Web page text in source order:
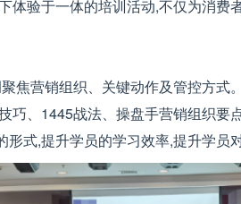
体验于一体的培训活动,不仅为消费
焦营销组织、关键动作及管控方式。
巧、1445战法、操盘手营销组织
式,提升学员的学习效率,提升学员